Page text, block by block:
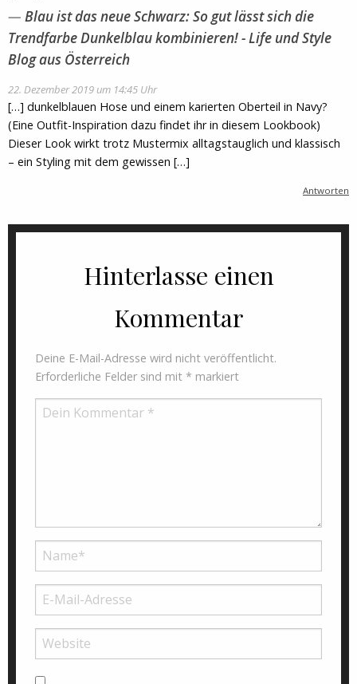
Blau ist das neue Schwarz: So gut lässt sich die
Trendfarbe Dunkelblau kombinieren! - Life und Style
Blog aus Österreich
22. Dezember 2019 um 14:45 Uhr
[…] dunkelblauen Hose und einem karierten Oberteil in Navy?
(Eine Outfit-Inspiration dazu findet ihr in diesem Lookbook)
Dieser Look wirkt trotz Mustermix alltagstauglich und klassisch
– ein Styling mit dem gewissen […]
Antworten
Hinterlasse einen
Kommentar
Deine E-Mail-Adresse wird nicht veröffentlicht.
Erforderliche Felder sind mit * markiert